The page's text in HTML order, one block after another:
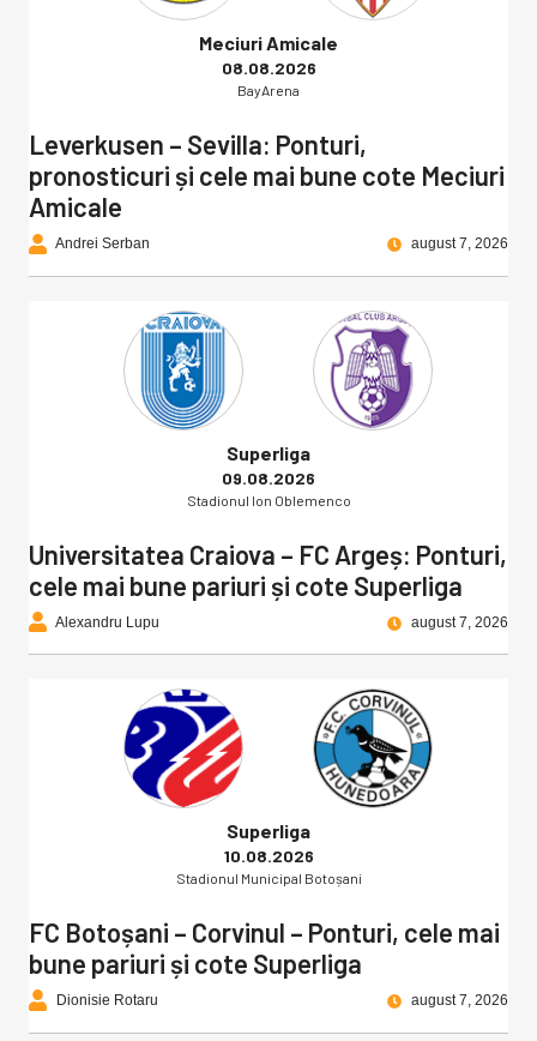
Meciuri Amicale
08.08.2026
BayArena
Leverkusen – Sevilla: Ponturi,
pronosticuri și cele mai bune cote Meciuri
Amicale
Andrei Serban august 7, 2026
Superliga
09.08.2026
Stadionul Ion Oblemenco
Universitatea Craiova – FC Argeș: Ponturi,
cele mai bune pariuri și cote Superliga
Alexandru Lupu august 7, 2026
Superliga
10.08.2026
Stadionul Municipal Botoșani
FC Botoșani – Corvinul – Ponturi, cele mai
bune pariuri și cote Superliga
Dionisie Rotaru august 7, 2026